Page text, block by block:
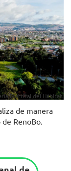
Distrital del Hábitat.
de manera
RenoBo.